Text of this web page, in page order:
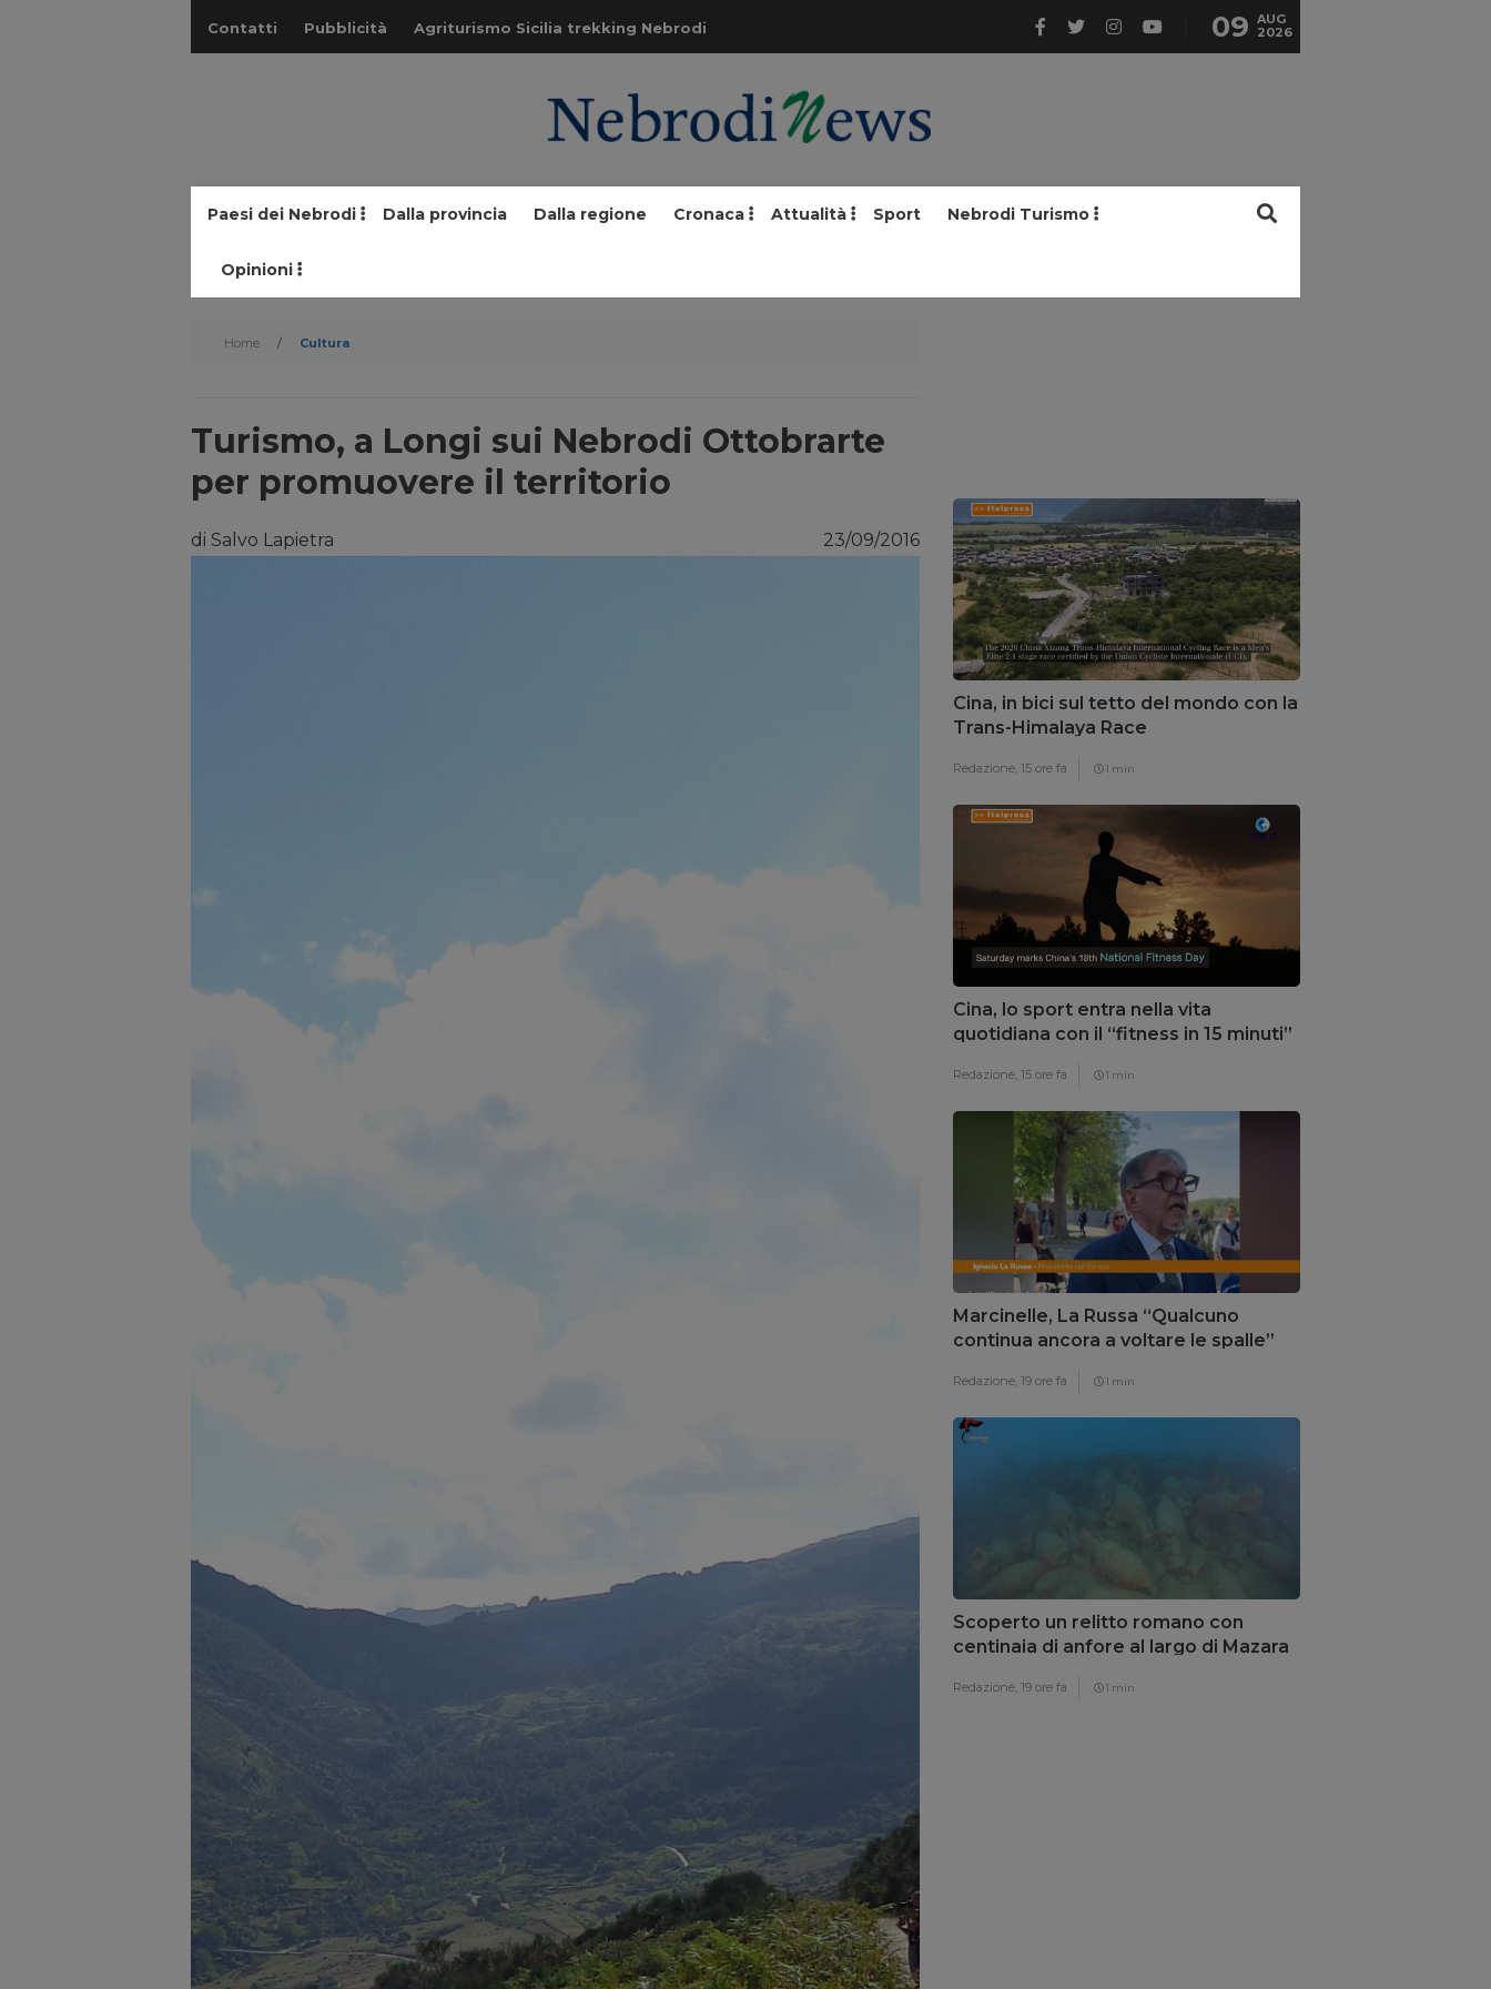
Contatti Pubblicità Agriturismo Sicilia trekking Nebrodi 09 AUG
2026
Paesi dei Nebrodi Dalla provincia Dalla regione Cronaca Attualità Sport Nebrodi Turismo
Opinioni
Home / Cultura
Turismo, a Longi sui Nebrodi Ottobrarte
per promuovere il territorio
di Salvo Lapietra 23/09/2016
Cina, in bici sul tetto del mondo con la
Trans-Himalaya Race
Redazione, 15 ore fa 1 min
Cina, lo sport entra nella vita
quotidiana con il “fitness in 15 minuti”
Redazione, 15 ore fa 1 min
Marcinelle, La Russa “Qualcuno
continua ancora a voltare le spalle”
Redazione, 19 ore fa 1 min
Scoperto un relitto romano con
centinaia di anfore al largo di Mazara
Redazione, 19 ore fa 1 min